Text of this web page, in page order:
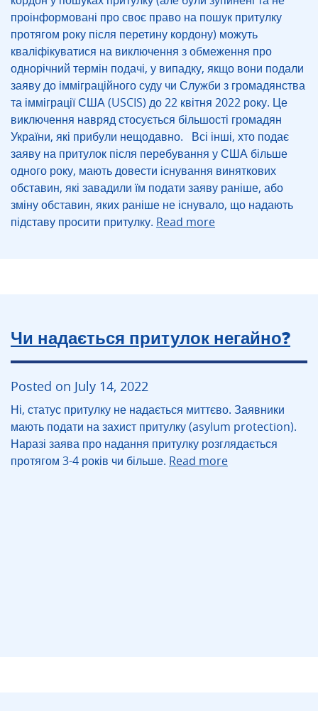
проінформовані про своє право на пошук притулку
протягом року після перетину кордону) можуть
кваліфікуватися на виключення з обмеження про
однорічний термін подачі, у випадку, якщо вони подали
заяву до імміграційного суду чи Служби з громадянства
та імміграції США (USCIS) до 22 квітня 2022 року. Це
виключення навряд стосується більшості громадян
України, які прибули нещодавно. Всі інші, хто подає
заяву на притулок після перебування у США більше
одного року, мають довести існування виняткових
обставин, які завадили їм подати заяву раніше, або
зміну обставин, яких раніше не існувало, що надають
підставу просити притулку. Read more
Чи надається притулок негайно?
Posted on July 14, 2022
Ні, статус притулку не надається миттєво. Заявники
мають подати на захист притулку (asylum protection).
Наразі заява про надання притулку розглядається
протягом 3-4 років чи більше. Read more